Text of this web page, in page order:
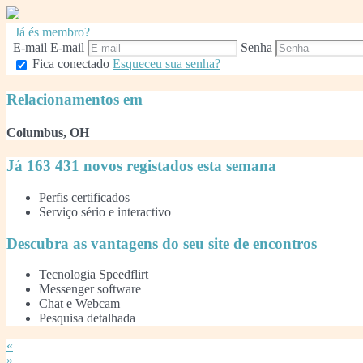
Já és membro?
E-mail E-mail Senha
Fica conectado Esqueceu sua senha?
Relacionamentos em
Columbus, OH
Já 163 431 novos registados esta semana
Perfis certificados
Serviço sério e interactivo
Descubra as vantagens do seu site de encontros
Tecnologia Speedflirt
Messenger software
Chat e Webcam
Pesquisa detalhada
«